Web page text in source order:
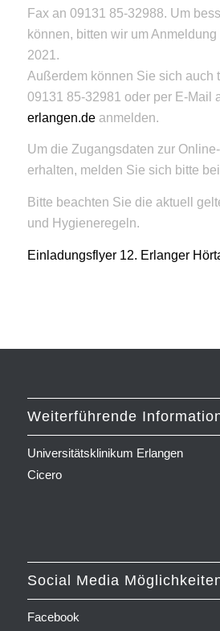
Fax an 09131 85-32988. Um
können, bitten wir um
2021.
Außerdem können Sie sich auch
09131 85-32981 oder per E-Mail
erlangen.deanmelden.
Um die Zugangsdaten zur
erhalten, melden Sie sich bitte
Bitte beachten Sie die aktuell
und Hygieneregeln.
Einladungsflyer 12. Erlanger
Weiterführende
Universitätsklinikum Erlangen
Cicero
Social Media
Facebook